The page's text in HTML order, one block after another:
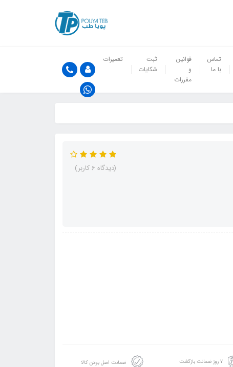
تماس
با ما
قوانین
و
مقررات
ثبت
شکایات
تعمیرات
(دیدگاه 6 کاربر)
۷ روز ضمانت بازگشت ضمانت اصل بودن کالا